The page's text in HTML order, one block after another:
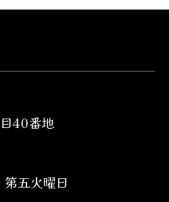
40番地
五火曜日